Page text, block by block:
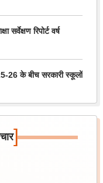
रिपोर्ट वर्ष
के बीच सरकारी स्कूलों
]